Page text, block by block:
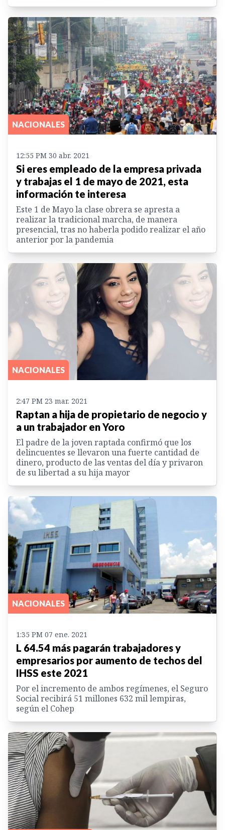
NACIONALES
12:55 PM 30 abr. 2021
Si eres empleado de la empresa privada
y trabajas el 1 de mayo de 2021, esta
información te interesa
Este 1 de Mayo la clase obrera se apresta a
realizar la tradicional marcha, de manera
presencial, tras no haberla podido realizar el año
anterior por la pandemia
NACIONALES
2:47 PM 23 mar. 2021
Raptan a hija de propietario de negocio y
a un trabajador en Yoro
El padre de la joven raptada confirmó que los
delincuentes se llevaron una fuerte cantidad de
dinero, producto de las ventas del día y privaron
de su libertad a su hija mayor
NACIONALES
1:35 PM 07 ene. 2021
L 64.54 más pagarán trabajadores y
empresarios por aumento de techos del
IHSS este 2021
Por el incremento de ambos regímenes, el Seguro
Social recibirá 51 millones 632 mil lempiras,
según el Cohep